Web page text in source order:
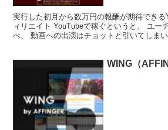
実行した初月から数万円の報酬が期待できる
ィリエイト YouTubeで稼ぐというと、 ユー
べ、 動画への出演はチョットと引いてしま
WING（